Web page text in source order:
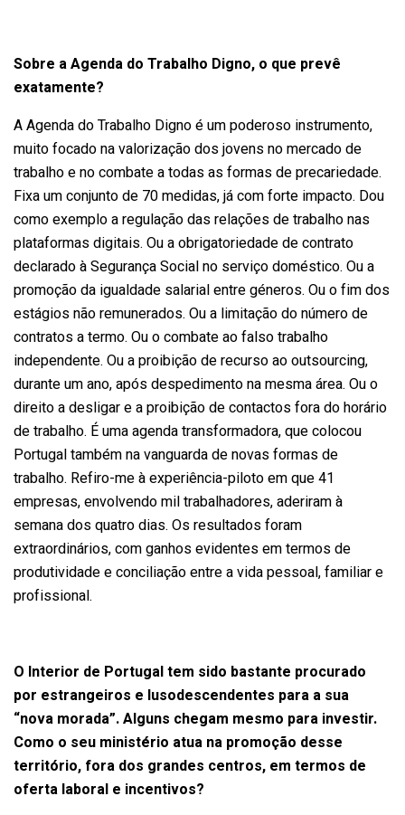
Sobre a Agenda do Trabalho Digno, o que prevê
exatamente?
A Agenda do Trabalho Digno é um poderoso instrumento,
muito focado na valorização dos jovens no mercado de
trabalho e no combate a todas as formas de precariedade.
Fixa um conjunto de 70 medidas, já com forte impacto. Dou
como exemplo a regulação das relações de trabalho nas
plataformas digitais. Ou a obrigatoriedade de contrato
declarado à Segurança Social no serviço doméstico. Ou a
promoção da igualdade salarial entre géneros. Ou o fim dos
estágios não remunerados. Ou a limitação do número de
contratos a termo. Ou o combate ao falso trabalho
independente. Ou a proibição de recurso ao outsourcing,
durante um ano, após despedimento na mesma área. Ou o
direito a desligar e a proibição de contactos fora do horário
de trabalho. É uma agenda transformadora, que colocou
Portugal também na vanguarda de novas formas de
trabalho. Refiro-me à experiência-piloto em que 41
empresas, envolvendo mil trabalhadores, aderiram à
semana dos quatro dias. Os resultados foram
extraordinários, com ganhos evidentes em termos de
produtividade e conciliação entre a vida pessoal, familiar e
profissional.
O Interior de Portugal tem sido bastante procurado
por estrangeiros e lusodescendentes para a sua
“nova morada”. Alguns chegam mesmo para investir.
Como o seu ministério atua na promoção desse
território, fora dos grandes centros, em termos de
oferta laboral e incentivos?